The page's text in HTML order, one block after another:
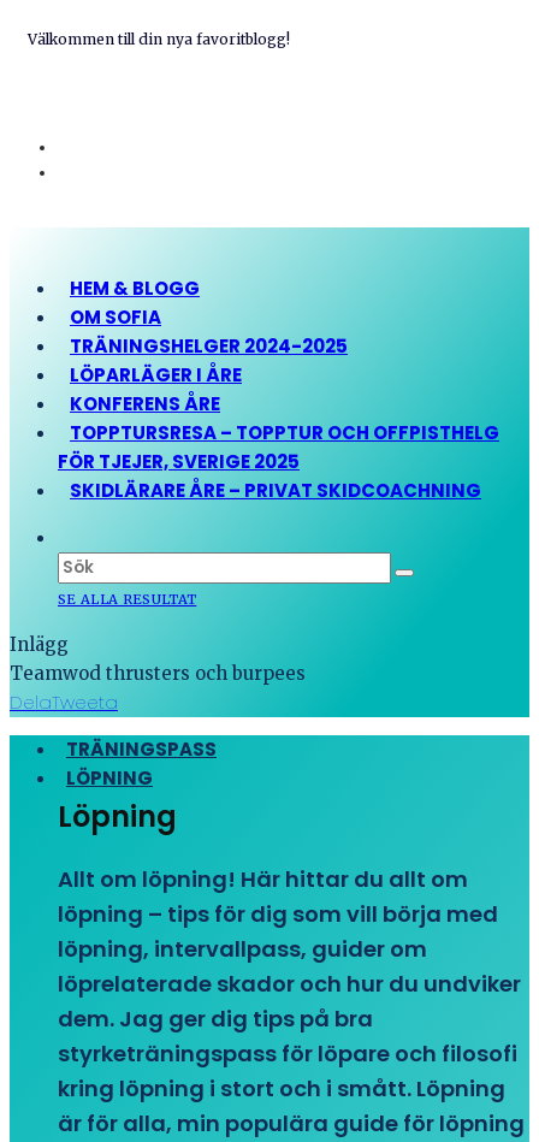
Välkommen till din nya favoritblogg!
HEM & BLOGG
OM SOFIA
TRÄNINGSHELGER 2024-2025
LÖPARLÄGER I ÅRE
KONFERENS ÅRE
TOPPTURSRESA – TOPPTUR OCH OFFPISTHELG
FÖR TJEJER, SVERIGE 2025
SKIDLÄRARE ÅRE – PRIVAT SKIDCOACHNING
SE ALLA RESULTAT
Inlägg
Teamwod thrusters och burpees
DelaTweeta
TRÄNINGSPASS
LÖPNING
Löpning
Allt om löpning! Här hittar du allt om
löpning – tips för dig som vill börja med
löpning, intervallpass, guider om
löprelaterade skador och hur du undviker
dem. Jag ger dig tips på bra
styrketräningspass för löpare och filosofi
kring löpning i stort och i smått. Löpning
är för alla, min populära guide för löpning